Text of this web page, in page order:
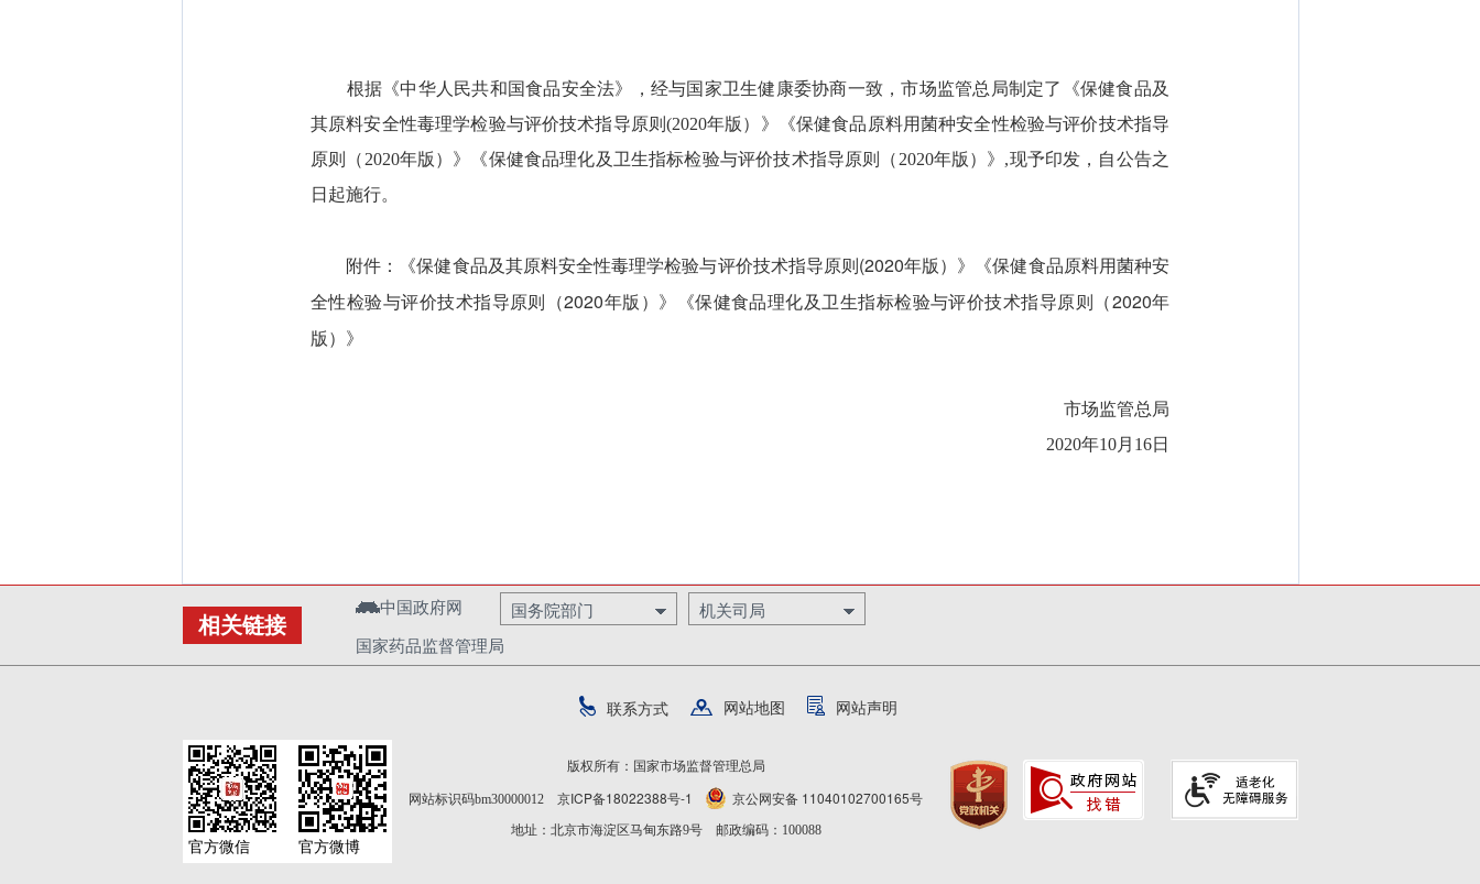
根据《中华人民共和国食品安全法》，经与国家卫生健康委协商一致，市场监管总局制定了《保健食品及
其原料安全性毒理学检验与评价技术指导原则(2020年版）》《保健食品原料用菌种安全性检验与评价技术指导
原则（2020年版）》《保健食品理化及卫生指标检验与评价技术指导原则（2020年版）》,现予印发，自公告之
日起施行。
附件：
《保健食品及其原料安全性毒理学检验与评价技术指导原则(2020年版）》《保健食品原料用菌种安
全性检验与评价技术指导原则（2020年版）》《保健食品理化及卫生指标检验与评价技术指导原则（2020年
版）》
市场监管总局
2020年10月16日
相关链接
中国政府网 国务院部门
机关司局
国家药品监督管理局
联系方式 网站地图 网站声明
版权所有：国家市场监督管理总局
网站标识码bm30000012 京ICP备18022388号-1 京公网安备 11040102700165号
地址：北京市海淀区马甸东路9号 邮政编码：100088
官方微信 官方微博